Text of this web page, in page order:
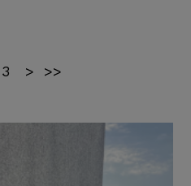
3 > >>